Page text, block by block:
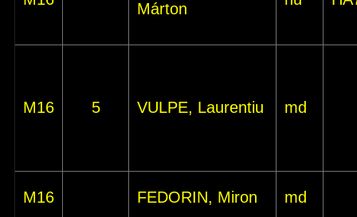
Márton
M16 5 VULPE, Laurentiu md
M16 FEDORIN, Miron md